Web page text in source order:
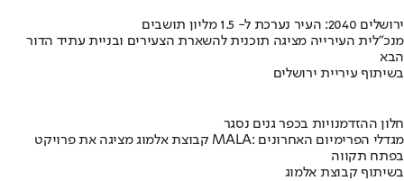
ירושלים 2040: העיר נערכת ל- 1.5 מליון תושבים
מנכ"לית העירייה מציגה תוכנית להשארת הצעירים ובניית עתיד הדור
הבא
בשיתוף עיריית ירושלים
חלון ההזדמנויות בכפר גנים נסגר
קבוצת אלמוג מציגה את פרויקט MALA: מגדלי הפרימיום האחרונים
בפתח תקווה
בשיתוף קבוצת אלמוג